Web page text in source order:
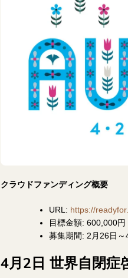
クラウドファンディング概要
URL: https://
目標金額: 600,000円
募集期間: 2月26日～
4月2日 世界自閉症